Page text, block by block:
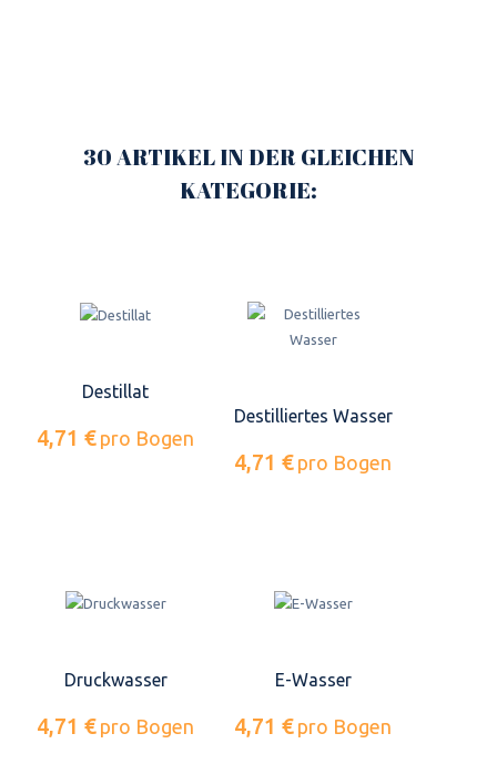
30 ARTIKEL IN DER GLEICHEN
KATEGORIE:
Destillat
4,71 € pro Bogen
Destilliertes Wasser
4,71 € pro Bogen
Druckwasser
4,71 € pro Bogen
E-Wasser
4,71 € pro Bogen